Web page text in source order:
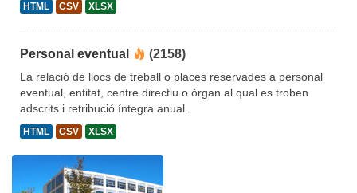
HTML CSV XLSX
Personal eventual (2158)
La relació de llocs de treball o places reservades a personal
eventual, entitat, centre directiu o òrgan al qual es troben
adscrits i retribució íntegra anual.
HTML CSV XLSX